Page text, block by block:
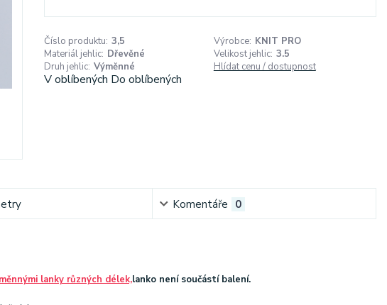
Číslo produktu: 3,5 Výrobce: KNIT PRO
Materiál jehlic: Dřevěné Velikost jehlic: 3.5
Druh jehlic: Výměnné Hlídat cenu / dostupnost
V oblíbených Do oblíbených
Komentáře 0
lanky různých délek,lanko není součástí balení.